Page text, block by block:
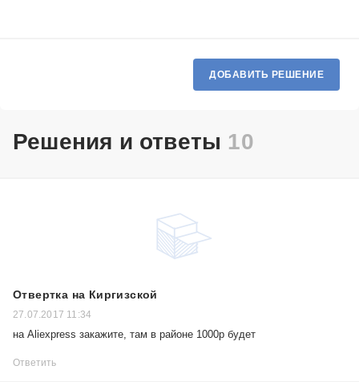
ДОБАВИТЬ РЕШЕНИЕ
Решения и ответы 10
Отвертка на Киргизской
27.07.2017 11:34
на Aliexpress закажите, там в районе 1000р будет
Ответить